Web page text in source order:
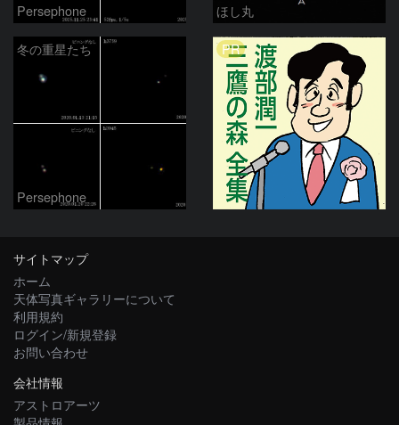
Persephone ほし丸
冬の重星たち
Persephone
PR
サイトマップ
ホーム
天体写真ギャラリーについて
利用規約
ログイン/新規登録
お問い合わせ
会社情報
アストロアーツ